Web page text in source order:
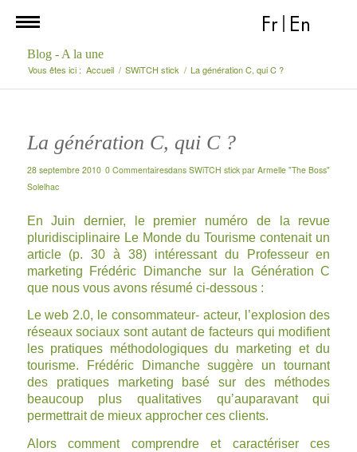
Fr En
Blog - A la une
Vous êtes ici : Accueil / SWiTCH stick / La génération C, qui C ?
La génération C, qui C ?
28 septembre 2010 0 Commentairesdans SWiTCH stick par Armelle "The Boss"
Solelhac
En Juin dernier, le premier numéro de la revue
pluridisciplinaire Le Monde du Tourisme contenait un
article (p. 30 à 38) intéressant du Professeur en
marketing Frédéric Dimanche sur la Génération C
que nous vous avons résumé ci-dessous :
Le web 2.0, le consommateur- acteur, l’explosion des
réseaux sociaux sont autant de facteurs qui modifient
les pratiques méthodologiques du marketing et du
tourisme. Frédéric Dimanche suggère un tournant
des pratiques marketing basé sur des méthodes
beaucoup plus qualitatives qu’auparavant qui
permettrait de mieux approcher ces clients.
Alors comment comprendre et caractériser ces